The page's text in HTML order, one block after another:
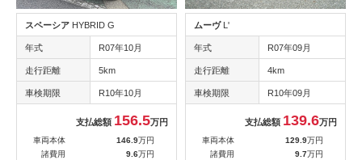
スペーシア HYBRID G
年式 R07年10月
走行距離 5km
車検期限 R10年10月
支払総額 156.5万円
車両本体 146.9万円
諸費用
9.6万円
ムーヴL'
年式 R07年09月
走行距離 4km
車検期限 R10年09月
支払総額 139.6万円
車両本体 129.9万円
諸費用
9.7万円